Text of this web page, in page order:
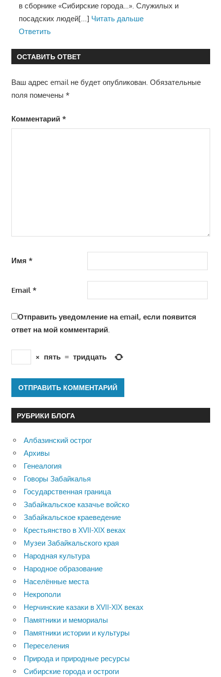
в сборнике «Сибирские города…». Служилых и
посадских людей[...] Читать дальше
Ответить
ОСТАВИТЬ ОТВЕТ
Ваш адрес email не будет опубликован. Обязательные
поля помечены *
Комментарий *
Имя *
Email *
Отправить уведомление на email, если появится
ответ на мой комментарий.
× пять = тридцать
РУБРИКИ БЛОГА
Албазинский острог
Архивы
Генеалогия
Говоры Забайкалья
Государственная граница
Забайкальское казачье войско
Забайкальское краеведение
Крестьянство в XVII-XIX веках
Музеи Забайкальского края
Народная культура
Народное образование
Населённые места
Некрополи
Нерчинские казаки в XVII-XIX веках
Памятники и мемориалы
Памятники истории и культуры
Переселения
Природа и природные ресурсы
Сибирские города и остроги